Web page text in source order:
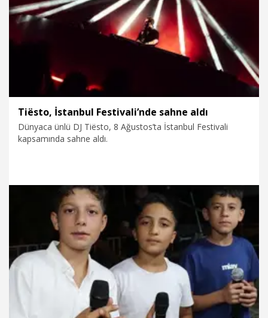
Tiësto, İstanbul Festivali’nde sahne aldı
Dünyaca ünlü DJ Tiësto, 8 Ağustos’ta İstanbul Festivali
kapsamında sahne aldı.
Kültür&Sanat